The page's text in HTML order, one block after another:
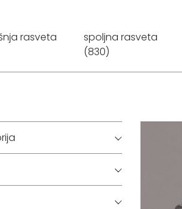
rasveta
spoljna rasveta
(830)